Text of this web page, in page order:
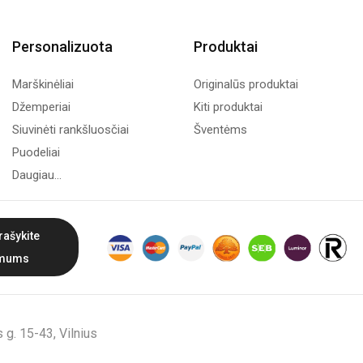
Personalizuota
Marškinėliai
Džemperiai
Siuvinėti rankšluosčiai
Puodeliai
Daugiau...
Produktai
Originalūs produktai
Kiti produktai
Šventėms
g. 15-43, Vilnius